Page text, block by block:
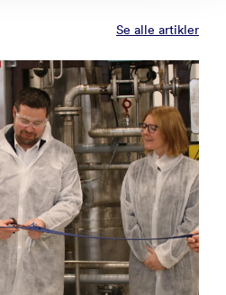
Se alle artikler